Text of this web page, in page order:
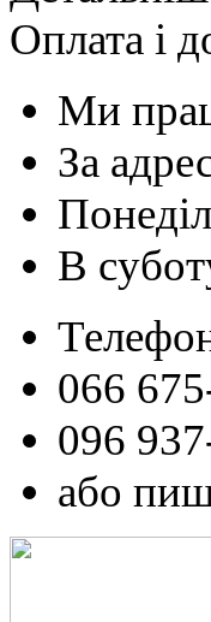
Оплата і
Ми
За
В
066
096
або